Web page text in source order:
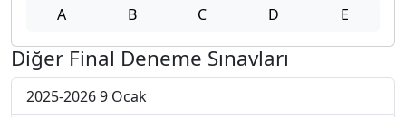
A B C D E
Diğer Final Deneme Sınavları
2025-2026 9 Ocak